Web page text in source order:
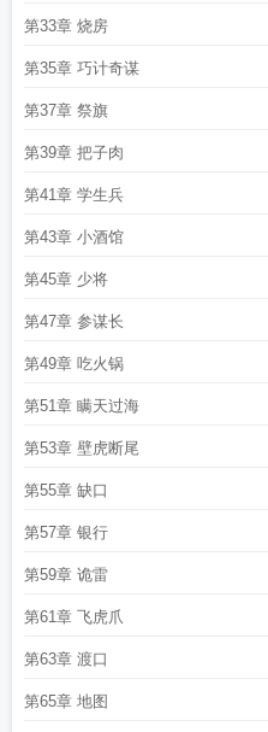
第33章 烧房
第35章 巧计奇谋
第37章 祭旗
第39章 把子肉
第41章 学生兵
第43章 小酒馆
第45章 少将
第47章 参谋长
第49章 吃火锅
第51章 瞒天过海
第53章 壁虎断尾
第55章 缺口
第57章 银行
第59章 诡雷
第61章 飞虎爪
第63章 渡口
第65章 地图